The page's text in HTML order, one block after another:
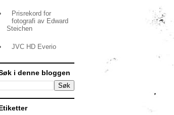
Prisrekord for
fotografi av Edward
Steichen
JVC HD Everio
i denne bloggen